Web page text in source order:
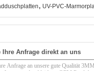
, UV-PVC-
Ihre Anfrage direkt an uns